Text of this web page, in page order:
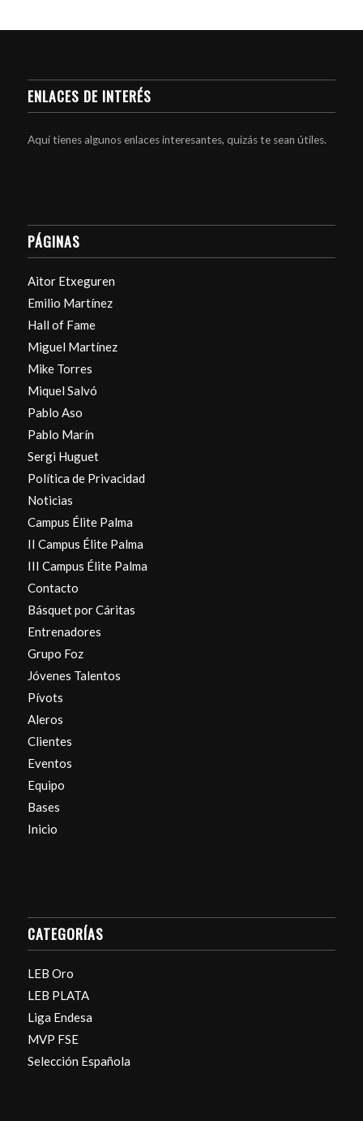
ENLACES DE INTERÉS
Aquí tienes algunos enlaces interesantes, quizás te sean útiles.
PÁGINAS
Aitor Etxeguren
Emilio Martínez
Hall of Fame
Miguel Martínez
Mike Torres
Miquel Salvó
Pablo Aso
Pablo Marín
Sergi Huguet
Política de Privacidad
Noticias
Campus Élite Palma
II Campus Élite Palma
III Campus Élite Palma
Contacto
Básquet por Cáritas
Entrenadores
Grupo Foz
Jóvenes Talentos
Pívots
Aleros
Clientes
Eventos
Equipo
Bases
Inicio
CATEGORÍAS
LEB Oro
LEB PLATA
Liga Endesa
MVP FSE
Selección Española